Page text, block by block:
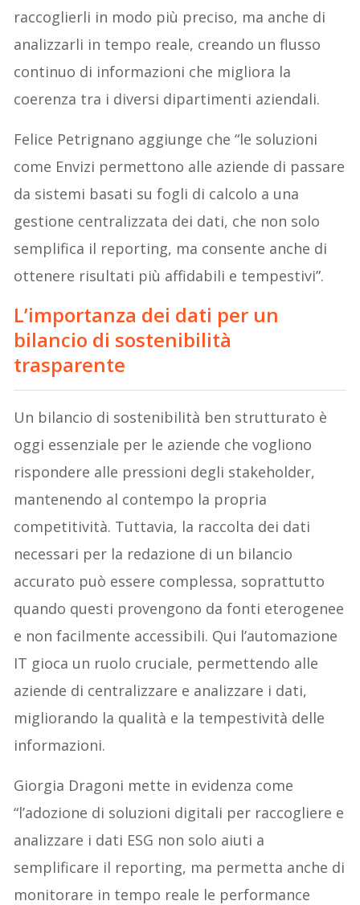
raccoglierli in modo più preciso, ma anche di
analizzarli in tempo reale, creando un flusso
continuo di informazioni che migliora la
coerenza tra i diversi dipartimenti aziendali.
Felice Petrignano aggiunge che “le soluzioni
come Envizi permettono alle aziende di passare
da sistemi basati su fogli di calcolo a una
gestione centralizzata dei dati, che non solo
semplifica il reporting, ma consente anche di
ottenere risultati più affidabili e tempestivi”.
L’importanza dei dati per un
bilancio di sostenibilità
trasparente
Un bilancio di sostenibilità ben strutturato è
oggi essenziale per le aziende che vogliono
rispondere alle pressioni degli stakeholder,
mantenendo al contempo la propria
competitività. Tuttavia, la raccolta dei dati
necessari per la redazione di un bilancio
accurato può essere complessa, soprattutto
quando questi provengono da fonti eterogenee
e non facilmente accessibili. Qui l’automazione
IT gioca un ruolo cruciale, permettendo alle
aziende di centralizzare e analizzare i dati,
migliorando la qualità e la tempestività delle
informazioni.
Giorgia Dragoni mette in evidenza come
“l’adozione di soluzioni digitali per raccogliere e
analizzare i dati ESG non solo aiuti a
semplificare il reporting, ma permetta anche di
monitorare in tempo reale le performance